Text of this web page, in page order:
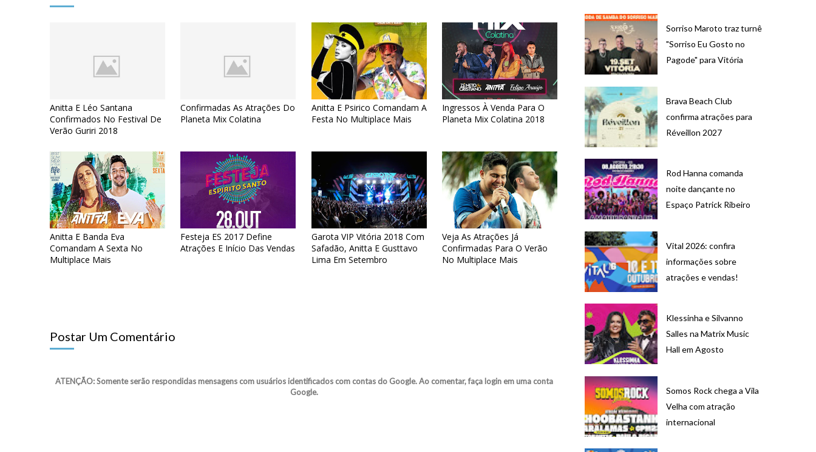
Anitta E Léo Santana
Confirmados No Festival De
Verão Guriri 2018
Confirmadas As Atrações Do
Planeta Mix Colatina
Anitta E Psirico Comandam A
Festa No Multiplace Mais
Ingressos À Venda Para O
Planeta Mix Colatina 2018
Anitta E Banda Eva
Comandam A Sexta No
Multiplace Mais
Festeja ES 2017 Define
Atrações E Início Das Vendas
Garota VIP Vitória 2018 Com
Safadão, Anitta E Gusttavo
Lima Em Setembro
Veja As Atrações Já
Confirmadas Para O Verão
No Multiplace Mais
Postar Um Comentário
ATENÇÃO: Somente serão respondidas mensagens com usuários identificados com contas do Google. Ao comentar, faça login em uma conta
Google.
Sorriso Maroto traz turnê
"Sorriso Eu Gosto no
Pagode" para Vitória
Brava Beach Club
confirma atrações para
Réveillon 2027
Rod Hanna comanda
noite dançante no
Espaço Patrick Ribeiro
Vital 2026: confira
informações sobre
atrações e vendas!
Klessinha e Silvanno
Salles na Matrix Music
Hall em Agosto
Somos Rock chega a Vila
Velha com atração
internacional